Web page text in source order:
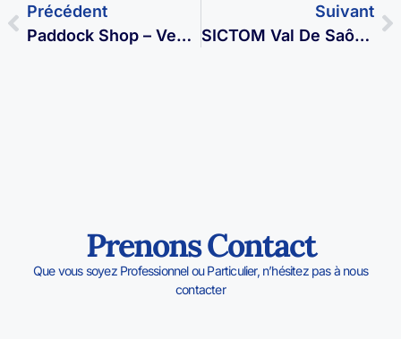
Précédent
Paddock Shop – Vesoul
Suivant
SICTOM Val De Saône – Scey Sur Saône
Prenons Contact
Que vous soyez Professionnel ou Particulier, n’hésitez pas à nous
contacter